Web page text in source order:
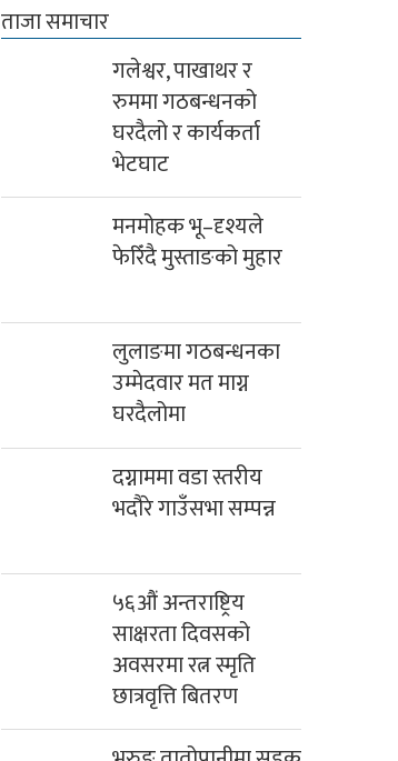
ताजा समाचार
गलेश्वर, पाखाथर र
रुममा गठबन्धनको
घरदैलो र कार्यकर्ता
भेटघाट
मनमोहक भू–दृश्यले
फेरिँदै मुस्ताङको मुहार
लुलाङमा गठबन्धनका
उम्मेदवार मत माग्न
घरदैलोमा
दग्नाममा वडा स्तरीय
भदौरे गाउँसभा सम्पन्न
५६औं अन्तराष्ट्रिय
साक्षरता दिवसको
अवसरमा रत्न स्मृति
छात्रवृत्ति बितरण